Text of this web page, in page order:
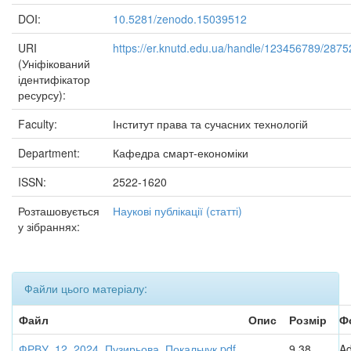
DOI:
10.5281/zenodo.15039512
URI
(Уніфікований
ідентифікатор
ресурсу):
https://er.knutd.edu.ua/handle/123456789/
Faculty:
Інститут права та сучасних технологій
Department:
Кафедра смарт-економіки
ISSN:
2522-1620
Розташовується
у зібраннях:
Наукові публікації (статті)
Файли цього матеріалу:
Файл
Опис Розмір